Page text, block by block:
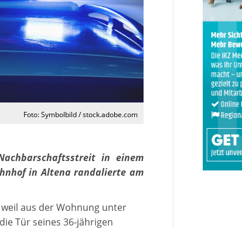
Foto: Symbolbild / stock.adobe.com
in einem
in Altena randalierte am
aus der Wohnung unter
Tür seines 36-jährigen